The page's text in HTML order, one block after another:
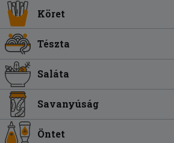
Köret
Tészta
Saláta
Savanyúság
Öntet